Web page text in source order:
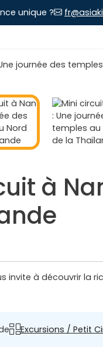
unique ?
à
invite à découvrir la
Excursions / Petit